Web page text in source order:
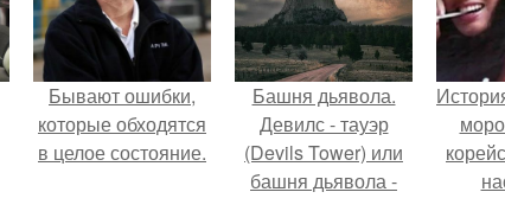
Бывают ошибки,
которые обходятся
в целое состояние.
Башня дьявола.
Девилс - тауэр
(Devils Tower) или
башня дьявола -